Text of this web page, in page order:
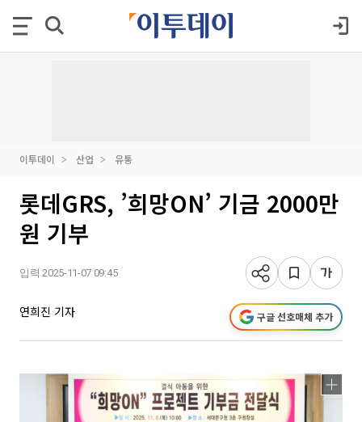
이투데이 산업 유통
롯데GRS, ’희망ON’ 기금 2000만
원 기부
입력 2025-11-07 09:45
연희진 기자 구글 선호매체 추가